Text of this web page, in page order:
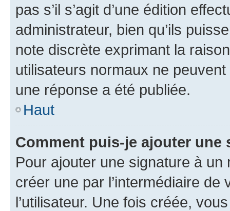
pas s’il s’agit d’une édition
administrateur, bien qu’ils
note discrète exprimant la
utilisateurs normaux ne
une réponse a été publiée.
Haut
Comment puis-je ajouter une
Pour ajouter une signature à un
créer une par l’intermédiaire
l’utilisateur. Une fois créée,